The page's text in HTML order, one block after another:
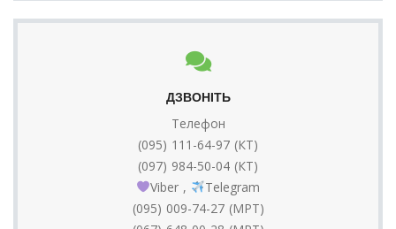
ДЗВОНІТЬ
Телефон
(095) 111-64-97 (КТ)
(097) 984-50-04 (КТ)
Viber ,
Telegram
(095) 009-74-27 (МРТ)